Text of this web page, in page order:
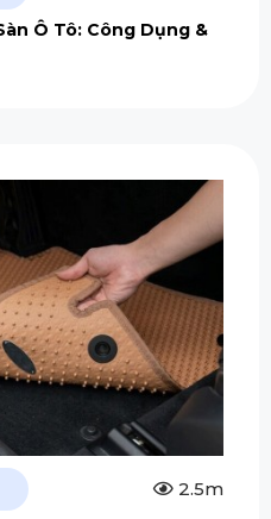
Ô Tô: Công Dụng &
2.5m